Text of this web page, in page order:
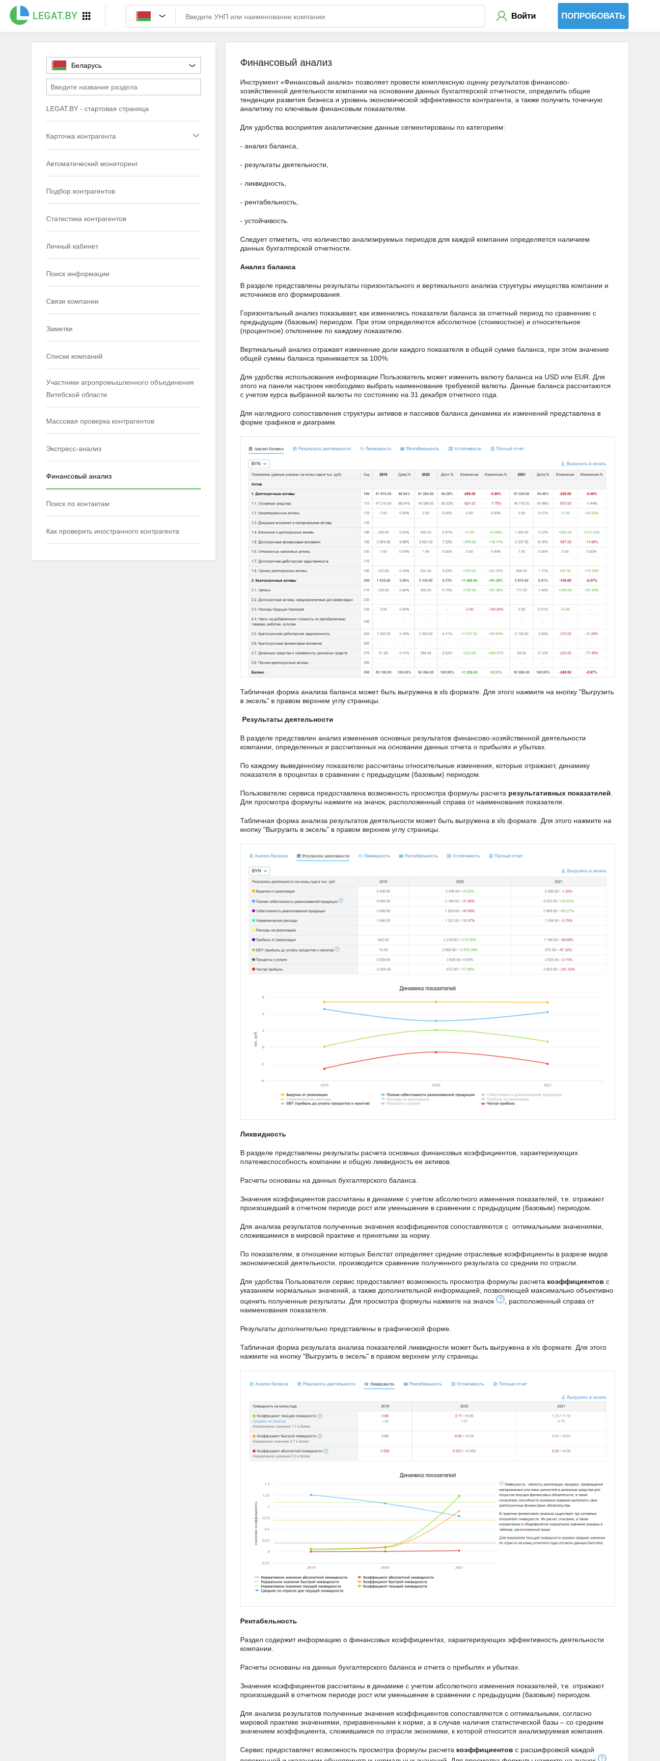
Войти ПОПРОБОВАТЬ
Беларусь
LEGAT.BY - стартовая страница
Карточка контрагента
Автоматический мониторинг
Подбор контрагентов
Статистика контрагентов
Личный кабинет
Поиск информации
Связи компании
Заметки
Списки компаний
Участники агропромышленного объединения
Витебской области
Массовая проверка контрагентов
Экспресс-анализ
Финансовый анализ
Поиск по контактам
Как проверить иностранного контрагента
Финансовый анализ
Инструмент «Финансовый анализ» позволяет провести комплексную оценку результатов финансово-
хозяйственной деятельности компании на основании данных бухгалтерской отчетности, определить общие
тенденции развития бизнеса и уровень экономической эффективности контрагента, а также получить точечную
аналитику по ключевым финансовым показателям.
Для удобства восприятия аналитические данные сегментированы по категориям:
- анализ баланса,
- результаты деятельности,
- ликвидность,
- рентабельность,
- устойчивость.
Следует отметить, что количество анализируемых периодов для каждой компании определяется наличием
данных бухгалтерской отчетности.
Анализ баланса
В разделе представлены результаты горизонтального и вертикального анализа структуры имущества компании и
источников его формирования.
Горизонтальный анализ показывает, как изменились показатели баланса за отчетный период по сравнению с
предыдущим (базовым) периодом. При этом определяются абсолютное (стоимостное) и относительное
(процентное) отклонение по каждому показателю.
Вертикальный анализ отражает изменение доли каждого показателя в общей сумме баланса, при этом значение
общей суммы баланса принимается за 100%.
Для удобства использования информации Пользователь может изменить валюту баланса на USD или EUR. Для
этого на панели настроек необходимо выбрать наименование требуемой валюты. Данные баланса рассчитаются
с учетом курса выбранной валюты по состоянию на 31 декабря отчетного года.
Для наглядного сопоставления структуры активов и пассивов баланса динамика их изменений представлена в
форме графиков и диаграмм.
Табличная форма анализа баланса может быть выгружена в xls формате. Для этого нажмите на кнопку "Выгрузить
в эксель" в правом верхнем углу страницы.
Результаты деятельности
В разделе представлен анализ изменения основных результатов финансово-хозяйственной деятельности
компании, определенных и рассчитанных на основании данных отчета о прибылях и убытках.
По каждому выведенному показателю рассчитаны относительные изменения, которые отражают, динамику
показателя в процентах в сравнении с предыдущим (базовым) периодом.
Пользователю сервиса предоставлена возможность просмотра формулы расчета результативных показателей
Для просмотра формулы нажмите на значок, расположенный справа от наименования показателя.
Табличная форма анализа результатов деятельности может быть выгружена в xls формате. Для этого нажмите на
кнопку "Выгрузить в эксель" в правом верхнем углу страницы.
Ликвидность
В разделе представлены результаты расчета основных финансовых коэффициентов, характеризующих
платежеспособность компании и общую ликвидность ее активов.
Расчеты основаны на данных бухгалтерского баланса.
Значения коэффициентов рассчитаны в динамике с учетом абсолютного изменения показателей, т.е. отражают
произошедший в отчетном периоде рост или уменьшение в сравнении с предыдущим (базовым) периодом.
Для анализа результатов полученные значения коэффициентов сопоставляются с оптимальными значениями,
сложившимися в мировой практике и принятыми за норму.
По показателям, в отношении которых Белстат определяет средние отраслевые коэффициенты в разрезе видов
экономической деятельности, производится сравнение полученного результата со средним по отрасли.
Для удобства Пользователя сервис предоставляет возможность просмотра формулы расчета коэффициентов с
указанием нормальных значений, а также дополнительной информацией, позволяющей максимально объективно
оценить полученные результаты. Для просмотра формулы нажмите на значок
, расположенный справа от
наименования показателя.
Результаты дополнительно представлены в графической форме.
Табличная форма результата анализа показателей ликвидности может быть выгружена в xls формате. Для этого
нажмите на кнопку "Выгрузить в эксель" в правом верхнем углу страницы.
Рентабельность
Раздел содержит информацию о финансовых коэффициентах, характеризующих эффективность деятельности
компании.
Расчеты основаны на данных бухгалтерского баланса и отчета о прибылях и убытках.
Значения коэффициентов рассчитаны в динамике с учетом абсолютного изменения показателей, т.е. отражают
произошедший в отчетном периоде рост или уменьшение в сравнении с предыдущим (базовым) периодом.
Для анализа результатов полученные значения коэффициентов сопоставляются с оптимальными, согласно
мировой практике значениями, приравненными к норме, а в случае наличия статистической базы – со средним
значением коэффициента, сложившимся по отрасли экономики, к которой относится анализируемая компания.
Сервис предоставляет возможность просмотра формулы расчета коэффициентов с расшифровкой каждой